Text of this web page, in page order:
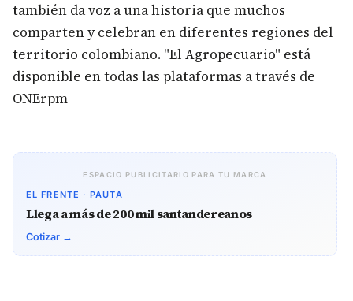
también da voz a una historia que muchos
comparten y celebran en diferentes regiones del
territorio colombiano. "El Agropecuario" está
disponible en todas las plataformas a través de
ONErpm
ESPACIO PUBLICITARIO PARA TU MARCA
EL FRENTE · PAUTA
Llega a más de 200 mil santandereanos
Cotizar →